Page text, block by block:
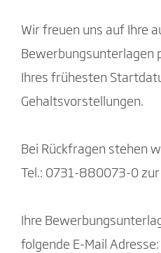
Wir freuen uns auf Ihre
Bewerbungsunterlagen
Ihres frühesten
Gehaltsvorstellungen.
Bei Rückfragen stehen
Tel.: 0731-880073-0
Ihre
folgende E-Mail Adresse: